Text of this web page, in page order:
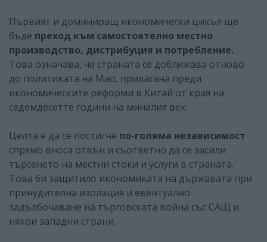
Първият и доминиращ икономически цикъл ще
бъде преход към самостоятелно местно
производство, дистрибуция и потребление.
Това означава, че страната се доближава отново
до политиката на Мао, прилагана преди
икономическите реформи в Китай от края на
седемдесетте години на миналия век.
Целта е да се постигне по-голяма независимост
спрямо вноса отвън и съответно да се засили
търсенето на местни стоки и услуги в страната.
Това би защитило икономиката на държавата при
принудителна изолация и евентуално
задълбочаване на търговската война със САЩ и
някои западни страни.